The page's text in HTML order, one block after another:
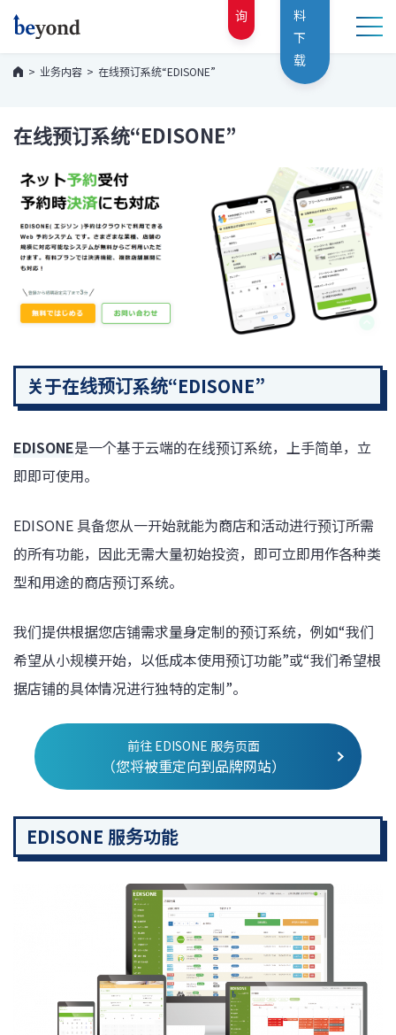
询
料
下
载
业务内容 在线预订系统“EDISONE”
在线预订系统“EDISONE”
关于在线预订系统“EDISONE”
EDISONE是一个基于云端的在线预订系统，上手简单，立
即即可使用。
EDISONE 具备您从一开始就能为商店和活动进行预订所需
的所有功能，因此无需大量初始投资，即可立即用作各种类
型和用途的商店预订系统。
我们提供根据您店铺需求量身定制的预订系统，例如“我们
希望从小规模开始，以低成本使用预订功能”或“我们希望根
据店铺的具体情况进行独特的定制”。
前往 EDISONE 服务页面
（您将被重定向到品牌网站）
EDISONE 服务功能